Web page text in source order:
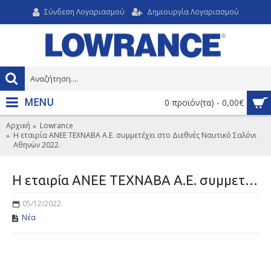
Σύνδεση Λογαριασμού Δημιουργία Λογαριασμού
0 προϊόν(τα) - 0,00€
MENU
Αρχική
Lowrance
Η εταιρία ΑΝΕΕ ΤΕΧΝΑΒΑ Α.Ε. συμμετέχει στο Διεθνές Ναυτικό Σαλόνι
Αθηνών 2022.
Η εταιρία ΑΝΕΕ ΤΕΧΝΑΒΑ Α.Ε. συμμετέχει στο Διεθνές Ναυτικό Σαλόνι Αθηνών 2022.
05/12/2022
Νέα